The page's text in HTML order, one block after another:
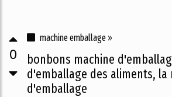
0
machine emballage »
bonbons machine
d'emballage des aliments, la
d'emballage